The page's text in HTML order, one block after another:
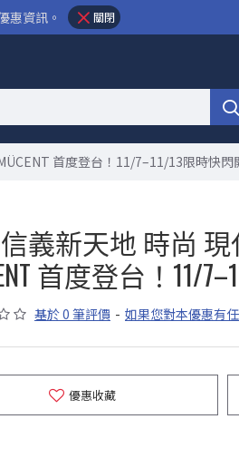
惠資訊。 關閉
首度登台！11/7–11/13限時快閃
義新天地 時尚 現代
首度登台！11/
基於 0 筆評價 - 如果您對本優惠有
優惠收藏